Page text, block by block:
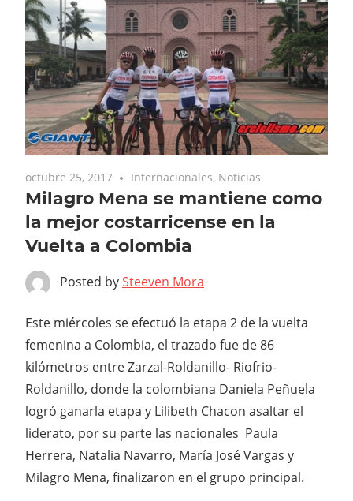
octubre 25, 2017 Internacionales, Noticias
Milagro Mena se mantiene como
la mejor costarricense en la
Vuelta a Colombia
Posted bySteeven Mora
Este miércoles se efectuó la etapa 2 de la vuelta
femenina a Colombia, el trazado fue de 86
kilómetros entre Zarzal-Roldanillo- Riofrio-
Roldanillo, donde la colombiana Daniela Peñuela
logró ganarla etapa y Lilibeth Chacon asaltar el
liderato, por su parte las nacionales Paula
Herrera, Natalia Navarro, María José Vargas y
Milagro Mena, finalizaron en el grupo principal.